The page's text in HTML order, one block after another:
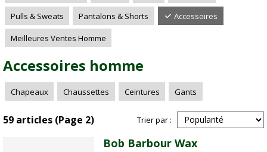
Pulls & Sweats Pantalons & Shorts Accessoires
Meilleures Ventes Homme
Accessoires homme
Chapeaux Chaussettes Ceintures Gants
59 articles (Page 2) Trier par :
Bob Barbour Wax